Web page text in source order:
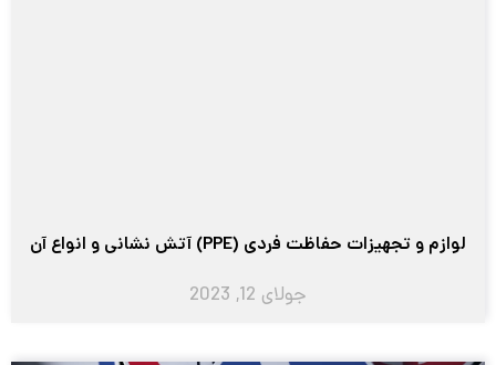
لوازم و تجهیزات حفاظت فردی (PPE) آتش نشانی و انواع آن
جولای 12, 2023